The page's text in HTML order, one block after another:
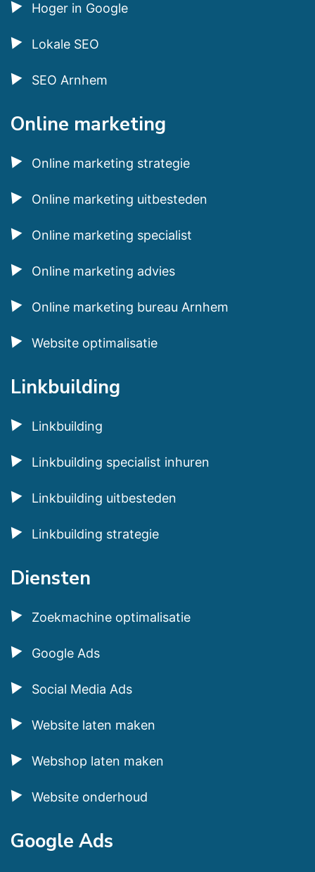
Hoger in Google
Lokale SEO
SEO Arnhem
Online marketing
Online marketing strategie
Online marketing uitbesteden
Online marketing specialist
Online marketing advies
Online marketing bureau Arnhem
Website optimalisatie
Linkbuilding
Linkbuilding
Linkbuilding specialist inhuren
Linkbuilding uitbesteden
Linkbuilding strategie
Diensten
Zoekmachine optimalisatie
Google Ads
Social Media Ads
Website laten maken
Webshop laten maken
Website onderhoud
Google Ads